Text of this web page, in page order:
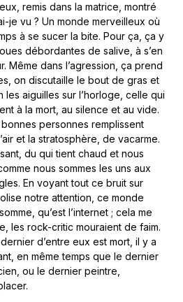
remis dans la matrice, montré
je vu ? Un monde merveilleux où
à se sucer la bite. Pour ça, ça y
débordantes de salive, à s’en
Même dans l’agression, ça prend
on discutaille le bout de gras et
les aiguilles sur l’horloge, celle qui
à la mort, au silence et au vide.
personnes remplissent
et la stratosphère, de vacarme.
du qui tient chaud et nous
nous sommes les uns aux
En voyant tout ce bruit sur
notre attention, ce monde
qu’est l’internet ; cela me
les rock-critic mouraient de faim.
d’entre eux est mort, il y a
en même temps que le dernier
ou le dernier peintre,